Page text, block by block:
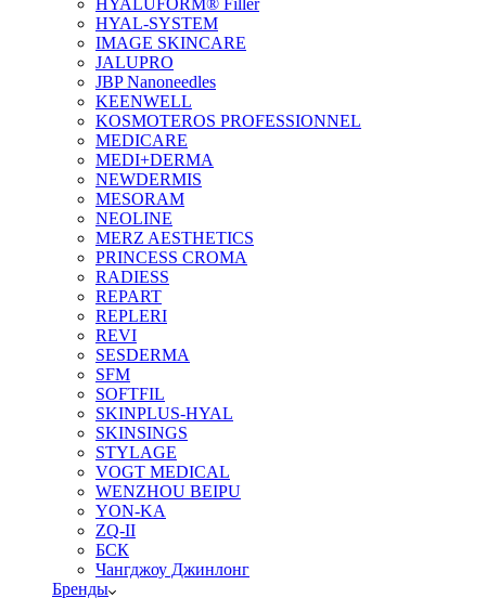
HYAL-SYSTEM
IMAGE SKINCARE
JALUPRO
JBP Nanoneedles
KEENWELL
KOSMOTEROS PROFESSIONNEL
MEDICARE
MEDI+DERMA
NEWDERMIS
MESORAM
NEOLINE
MERZ AESTHETICS
PRINCESS CROMA
RADIESS
REPART
REPLERI
REVI
SESDERMA
SFM
SOFTFIL
SKINPLUS-HYAL
SKINSINGS
STYLAGE
VOGT MEDICAL
WENZHOU BEIPU
YON-KA
ZQ-II
БСК
Чангджоу Джинлонг
Бренды